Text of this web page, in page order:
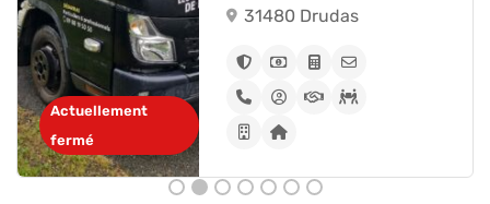
Actuellement
fermé
31480 Drudas